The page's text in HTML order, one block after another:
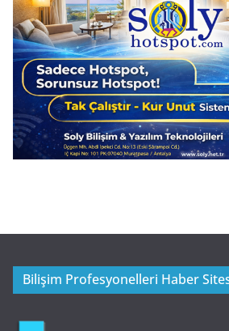
Bilişim Profesyonelleri Haber